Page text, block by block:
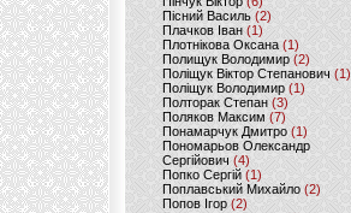
Пісний Василь (2)
Плачков Іван(1)
Плотнікова Оксана (1)
Полищук Володимир(2)
Поліщук Віктор Степанович(1)
Поліщук Володимир (1)
Полторак Степан(3)
Поляков Максим (7)
Понамарчук Дмитро (1)
Пономарьов Олександр
Сергійович(4)
Попко Сергій (1)
Поплавський Михайло (2)
Попов Ігор(2)